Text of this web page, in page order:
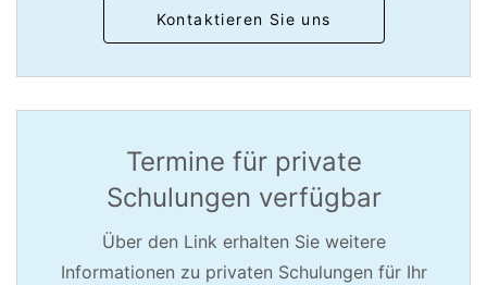
Kontaktieren Sie uns
Termine für private
Schulungen verfügbar
Über den Link erhalten Sie weitere
Informationen zu privaten Schulungen für Ihr